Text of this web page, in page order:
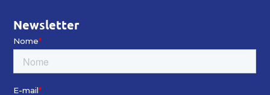
Newsletter